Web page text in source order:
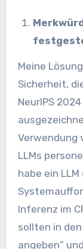
Meine
Sicherheit,
NeurIPS
Verwendung
LLMs
habe ein
Inferenz im
sollten in
angeben“